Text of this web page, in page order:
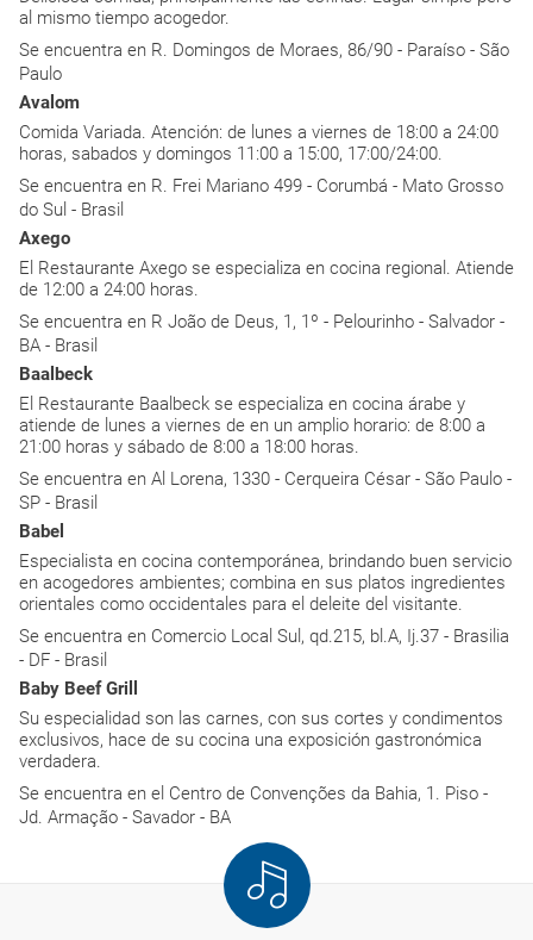
al mismo tiempo acogedor.
Se encuentra en R. Domingos de Moraes, 86/90 - Paraíso - São
Paulo
Avalom
Comida Variada. Atención: de lunes a viernes de 18:00 a 24:00
horas, sabados y domingos 11:00 a 15:00, 17:00/24:00.
Se encuentra en R. Frei Mariano 499 - Corumbá - Mato Grosso
do Sul - Brasil
Axego
El Restaurante Axego se especializa en cocina regional. Atiende
de 12:00 a 24:00 horas.
Se encuentra en R João de Deus, 1, 1º - Pelourinho - Salvador -
BA - Brasil
Baalbeck
El Restaurante Baalbeck se especializa en cocina árabe y
atiende de lunes a viernes de en un amplio horario: de 8:00 a
21:00 horas y sábado de 8:00 a 18:00 horas.
Se encuentra en Al Lorena, 1330 - Cerqueira César - São Paulo -
SP - Brasil
Babel
Especialista en cocina contemporánea, brindando buen servicio
en acogedores ambientes; combina en sus platos ingredientes
orientales como occidentales para el deleite del visitante.
Se encuentra en Comercio Local Sul, qd.215, bl.A, Ij.37 - Brasilia
- DF - Brasil
Baby Beef Grill
Su especialidad son las carnes, con sus cortes y condimentos
exclusivos, hace de su cocina una exposición gastronómica
verdadera.
Se encuentra en el Centro de Convenções da Bahia, 1. Piso -
Jd. Armação - Savador - BA